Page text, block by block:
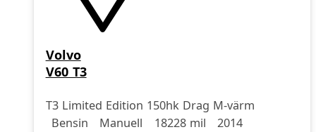
Volvo
V60 T3
T3 Limited Edition 150hk Drag M-värm
Drivmedel
Bensin
DrivmedelManuell
Miltal 18228 mil
årsmodell 2014